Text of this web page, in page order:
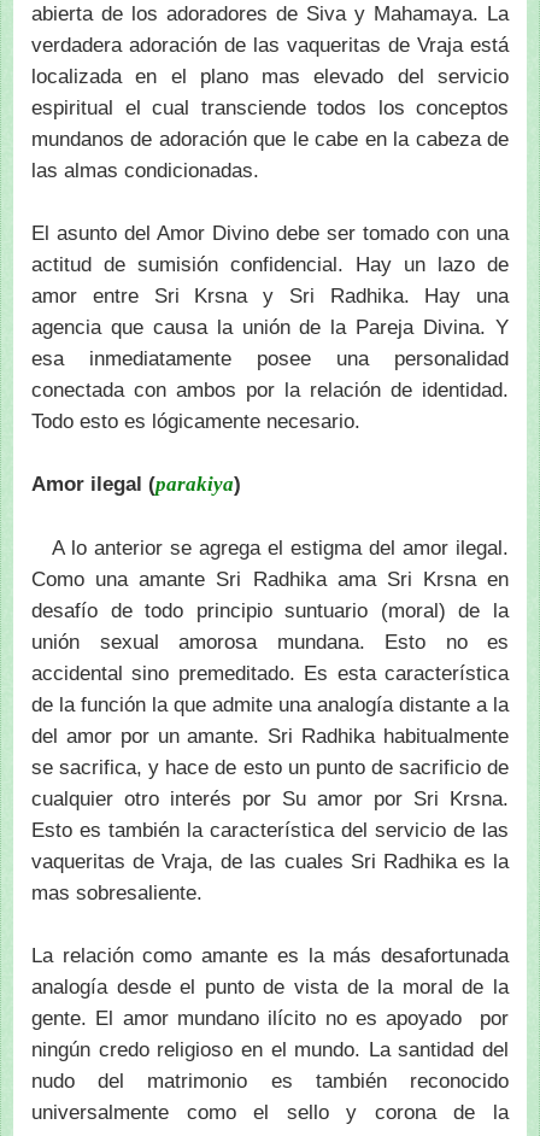
abierta de los adoradores de Siva y Mahamaya. La
verdadera adoración de las vaqueritas de Vraja está
localizada en el plano mas elevado del servicio
espiritual el cual transciende todos los conceptos
mundanos de adoración que le cabe en la cabeza de
las almas condicionadas.
El asunto del Amor Divino debe ser tomado con una
actitud de sumisión confidencial. Hay un lazo de
amor entre Sri Krsna y Sri Radhika. Hay una
agencia que causa la unión de la Pareja Divina. Y
esa inmediatamente posee una personalidad
conectada con ambos por la relación de identidad.
Todo esto es lógicamente necesario.
Amor ilegal (parakiya)
A lo anterior se agrega el estigma del amor ilegal.
Como una amante Sri Radhika ama Sri Krsna en
desafío de todo principio suntuario (moral) de la
unión sexual amorosa mundana. Esto no es
accidental sino premeditado. Es esta característica
de la función la que admite una analogía distante a la
del amor por un amante. Sri Radhika habitualmente
se sacrifica, y hace de esto un punto de sacrificio de
cualquier otro interés por Su amor por Sri Krsna.
Esto es también la característica del servicio de las
vaqueritas de Vraja, de las cuales Sri Radhika es la
mas sobresaliente.
La relación como amante es la más desafortunada
analogía desde el punto de vista de la moral de la
gente. El amor mundano ilícito no es apoyado por
ningún credo religioso en el mundo. La santidad del
nudo del matrimonio es también reconocido
universalmente como el sello y corona de la